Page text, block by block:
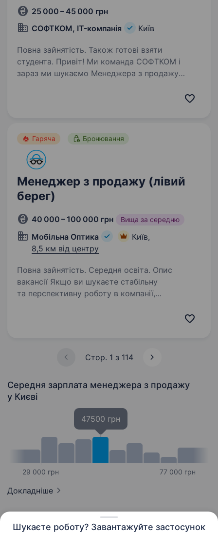
Шукаєте роботу? Завантажуйте застосунок
25 000 – 45 000 грн
СОФТКОМ, IT-компанія
Київ
Повна зайнятість. Також готові взяти
студента. Привіт! Ми команда СОФТКОМ і
зараз ми шукаємо Менеджера з продажу
спілкування, вміє слухати, вести переговори,
Гаряча Бронювання
Менеджер з продажу (лівий
берег)
40 000 – 100 000 грн Вища за середню
Мобільна Оптика
Київ,
8,5 км від центру
Повна зайнятість. Середня освіта. Опис
вакансії Якщо ви шукаєте стабільну
та перспективну роботу в компанії,
запрошуємо до команди «Мобільна оптика»!
Стор. 1 з 114
Середня зарплата менеджера з продажу
у Києві
29 000 грн
47500 грн
77 000 грн
Докладніше